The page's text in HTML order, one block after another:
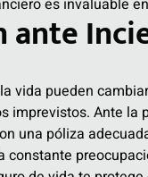
es invaluable
ante
vida pueden
imprevistos. Ante
una póliza
constante